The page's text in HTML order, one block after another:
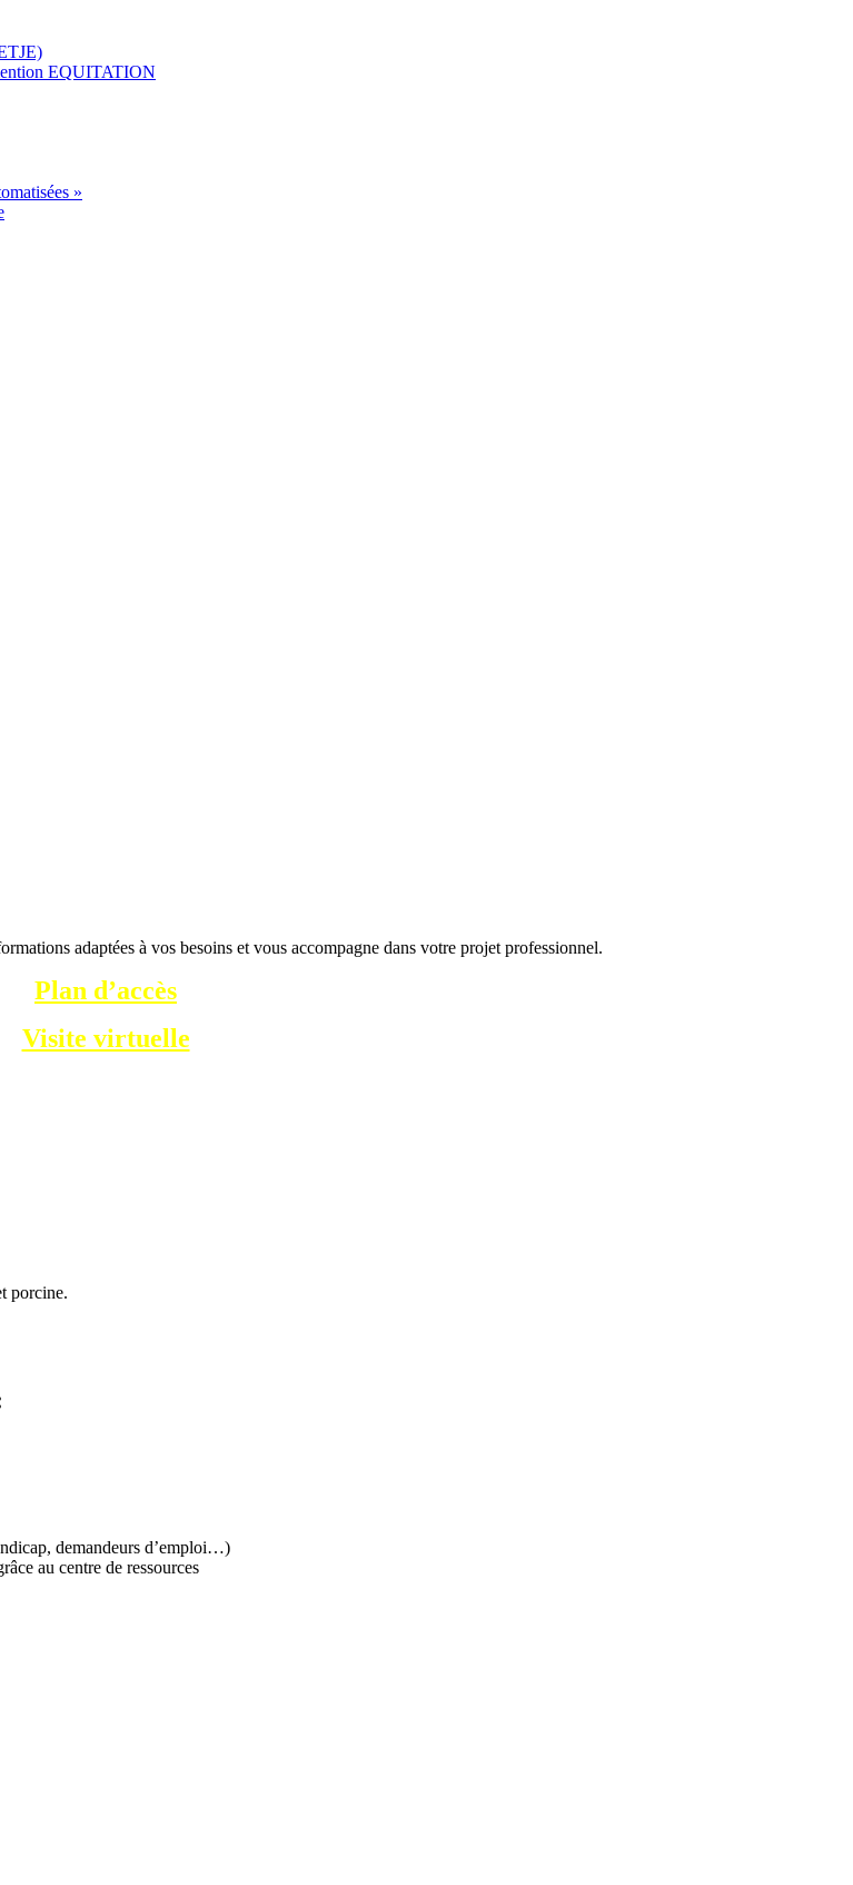
EQUITATION
»
adaptées à vos besoins et vous accompagne dans votre projet professionnel.
Plan d’accès
Visite virtuelle
porcine.
demandeurs d’emploi…)
au centre de ressources